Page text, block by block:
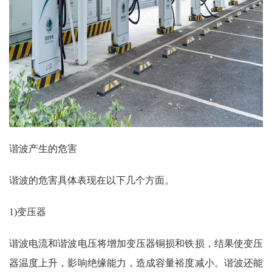
谐波产生的危害
谐波的危害具体表现在以下几个方面。
1)变压器
谐波电流和谐波电压将增加变压器铜损和铁损，结果使变压
器温度上升，影响绝缘能力，造成容量裕度减小。谐波还能